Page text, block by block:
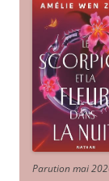
Parution mai